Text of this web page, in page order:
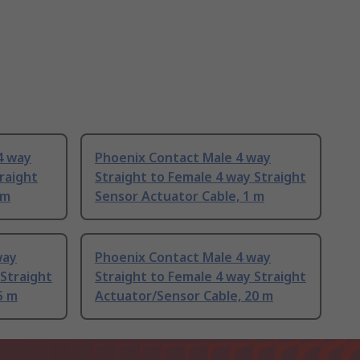
way
Phoenix Contact Male 4 way
Straight to Female 4 way Straight
Sensor Actuator Cable, 1 m
m
Phoenix Contact Male 4 way
Straight to Female 4 way Straight
Actuator/Sensor Cable, 20 m